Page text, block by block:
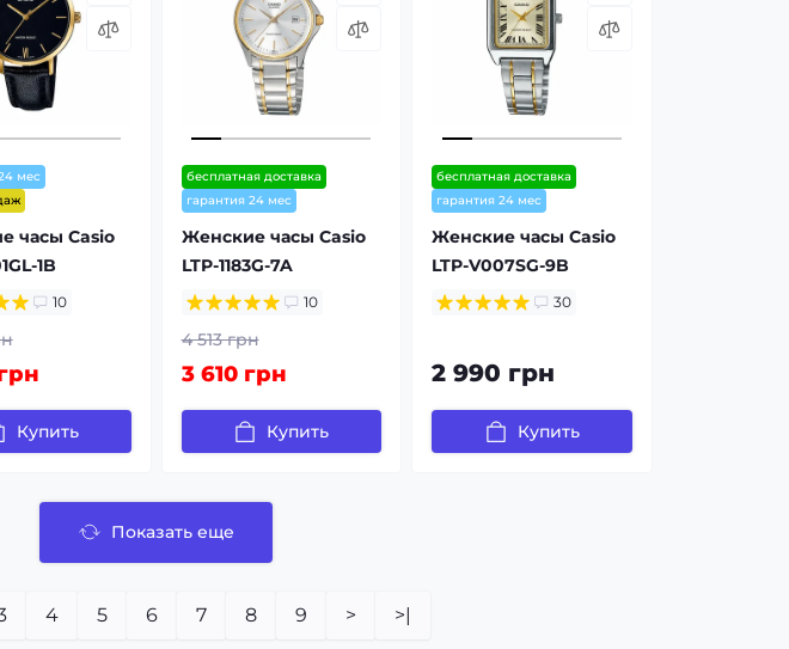
мес
часы Casio
1B
10
Купить
бесплатная доставка
гарантия 24 мес
Женские часы Casio
LTP-1183G-7A
10
4 513 грн
3 610 грн
Купить
бесплатная доставка
гарантия 24 мес
Женские часы Casio
LTP-V007SG-9B
30
2 990 грн
Купить
Показать еще
4 5 6 7 8 9 > >|